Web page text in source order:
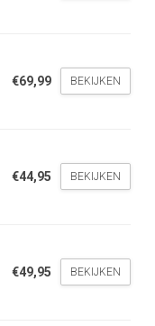
€69,99 BEKIJKEN
€44,95 BEKIJKEN
€49,95 BEKIJKEN